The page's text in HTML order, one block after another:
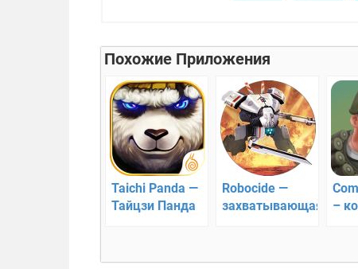
Похожие Приложения
Taichi Panda —
Тайцзи Панда
Robocide —
захватывающая
–